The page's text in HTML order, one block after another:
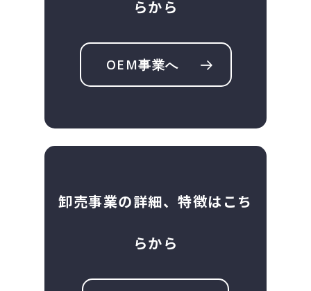
らから
OEM事業へ
卸売事業の詳細、特徴はこち
らから